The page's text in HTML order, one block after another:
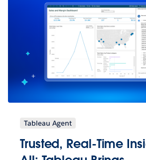
Tableau Agent
Trusted, Real-Time